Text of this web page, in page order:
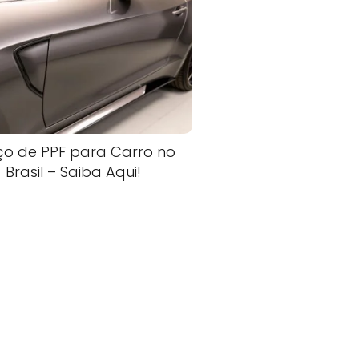
de PPF para Carro no
Brasil – Saiba Aqui!